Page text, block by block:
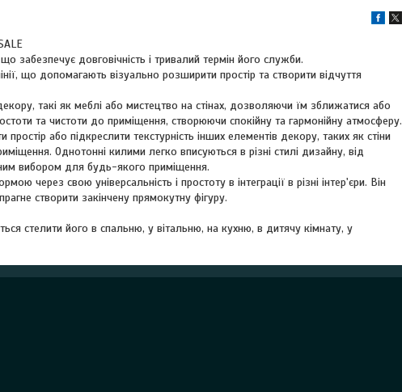
забезпечує довговічність і тривалий термін його служби.
що допомагають візуально розширити простір та створити відчуття
такі як меблі або мистецтво на стінах, дозволяючи їм зближатися або
та чистоти до приміщення, створюючи спокійну та гармонійну атмосферу.
або підкреслити текстурність інших елементів декору, таких як стіни
Однотонні килими легко вписуються в різні стилі дизайну, від
вибором для будь-якого приміщення.
через свою універсальність і простоту в інтеграції в різні інтер'єри. Він
створити закінчену прямокутну фігуру.
стелити його в спальню, у вітальню, на кухню, в дитячу кімнату, у